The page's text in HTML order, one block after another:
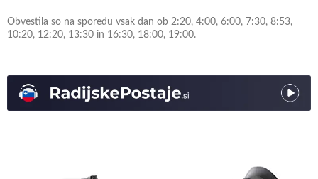
Obvestila so na sporedu vsak dan ob 2:20, 4:00, 6:00, 7:30, 8:53,
10:20, 12:20, 13:30 in 16:30, 18:00, 19:00.